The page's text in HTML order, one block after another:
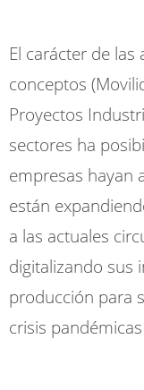
El carácter de las
conceptos
Proyectos
sectores ha
empresas hayan
están
a las actuales
digitalizando sus
producción para
crisis